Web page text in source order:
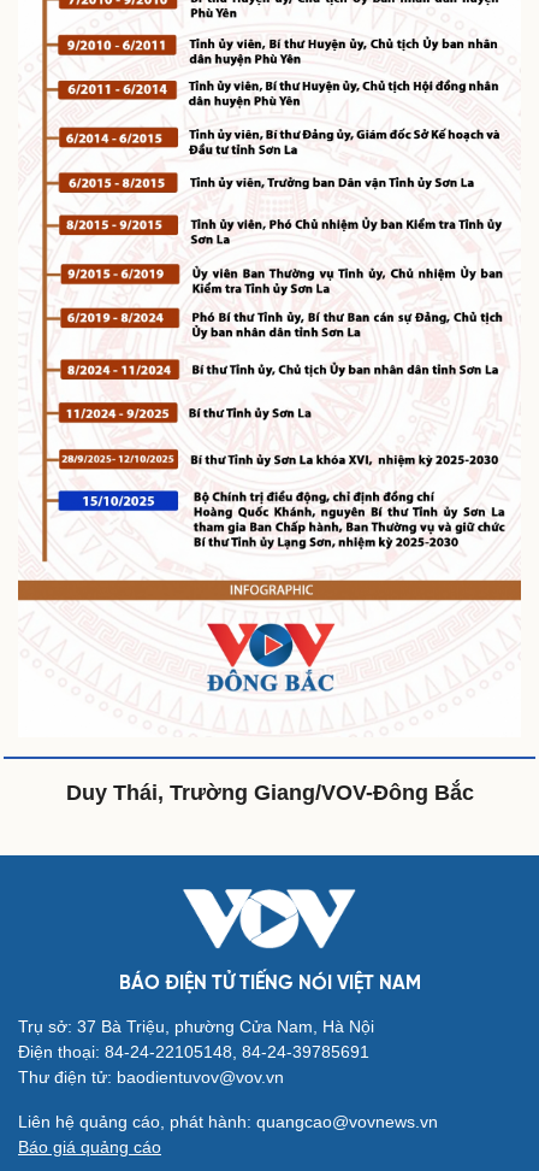
Doanh nghiệp
Thông tin doanh nghiệp
Doanh nghiệp 24h
Doanh nhân
Vì cộng đồng
Công nghệ
Sành điệu
Tin Công nghệ
Trải nghiệm
Sức khỏe
Dinh dưỡng - món ngon
Cây thuốc
Sản phụ khoa
Nam khoa
Phòng mạch online
Đời sống
Tình yêu - Gia đình
Sân khấu - Điện ảnh
Âm nhạc
Nghệ sĩ
Sao Việt
Du lịch
Tư vấn
check-in
Podcast
Cửa sổ tình yêu
Duy Thái, Trường Giang/VOV-Đông Bắc
BÁO ĐIỆN TỬ TIẾNG NÓI VIỆT NAM
Trụ sở: 37 Bà Triệu, phường Cửa Nam, Hà Nội
Điện thoại: 84-24-22105148, 84-24-39785691
Thư điện tử: baodientuvov@vov.vn
Liên hệ quảng cáo, phát hành: quangcao@vovnews.vn
Báo giá quảng cáo